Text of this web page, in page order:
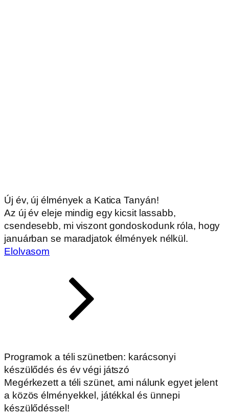
Új év, új élmények a Katica Tanyán!
Az új év eleje mindig egy kicsit lassabb,
csendesebb, mi viszont gondoskodunk róla, hogy
januárban se maradjatok élmények nélkül.
Elolvasom
Programok a téli szünetben: karácsonyi
készülődés és év végi játszó
Megérkezett a téli szünet, ami nálunk egyet jelent
a közös élményekkel, játékkal és ünnepi
készülődéssel!